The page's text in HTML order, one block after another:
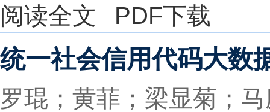
阅读全文
PDF下载
统一社会信用代码大数
罗琨；黄菲；梁显菊；